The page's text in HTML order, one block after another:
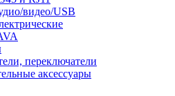
видео/USB
переключатели
аксессуары